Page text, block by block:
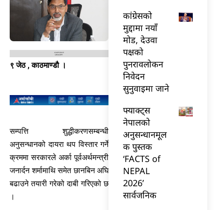
९ जेठ , काठमाण्डौ ।
सम्पत्ति शुद्धीकरणसम्बन्धी
अनुसन्धानको दायरा थप विस्तार गर्ने
क्रममा सरकारले अर्का पूर्वअर्थमन्त्री
जनार्दन शर्मामाथि समेत छानबिन अघि
बढाउने तयारी गरेको दाबी गरिएको छ
।
कांग्रेसको
मुद्दामा नयाँ
मोड, देउवा
पक्षको
पुनरावलोकन
निवेदन
सुनुवाइमा जाने
फ्याक्ट्स
नेपालको
अनुसन्धानमूल
क पुस्तक
‘FACTS of
NEPAL
2026’
सार्वजनिक